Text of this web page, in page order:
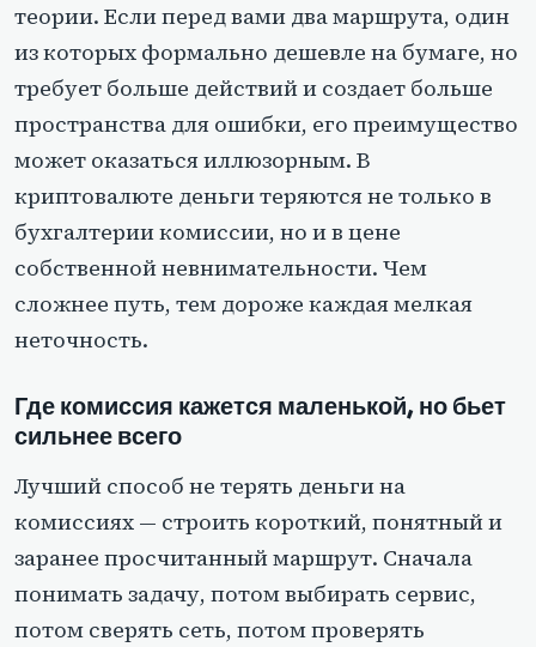
теории. Если перед вами два маршрута, один
из которых формально дешевле на бумаге, но
требует больше действий и создает больше
пространства для ошибки, его преимущество
может оказаться иллюзорным. В
криптовалюте деньги теряются не только в
бухгалтерии комиссии, но и в цене
собственной невнимательности. Чем
сложнее путь, тем дороже каждая мелкая
неточность.
Где комиссия кажется маленькой, но бьет
сильнее всего
Лучший способ не терять деньги на
комиссиях — строить короткий, понятный и
заранее просчитанный маршрут. Сначала
понимать задачу, потом выбирать сервис,
потом сверять сеть, потом проверять